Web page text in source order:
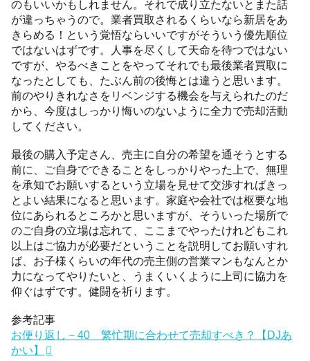
のもいいかもしれません。それで成り立たないとまた話
が違っちゃうので。業者買取されるくらいなら新居をあ
きらめる！という覚悟ならいいですがそういう優先順位
ではないはずです。人事を尽くして天命を待つではない
ですが、やるべきことをやってそれでも最後業者買取に
なったとしても、たぶん前の後悔とは違うと思います。
前のやりきれなさをリベンジする機会を与えられたのだ
から、今度はしっかり悔いのないように全力で売却活動
してください。
最後の購入予定さん、売主に自分の希望を通そうとする
前に、ご自身でできることをしっかりやった上で、無理
を承知でお願いするという立場を見せて交渉すればきっ
とよい結果になると思います。家庭や会社では枢要な地
位にあられるところかと思いますが、そういった場所で
のご自身の立場は忘れて、ここまでやったけれどもこれ
以上はご協力が必要だということを説明してお願いすれ
ば、お子様くらいの年代の売主側の営業マンもなんとか
力になってやりたいと、うまくいくように上司に協力を
仰ぐはずです。健闘を祈ります。
参考記事
お便り返し－40 繁忙期に合わせて売却すべき？【DJあ
かい】